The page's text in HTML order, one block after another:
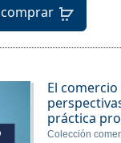
comprar
El
práctica
Colección